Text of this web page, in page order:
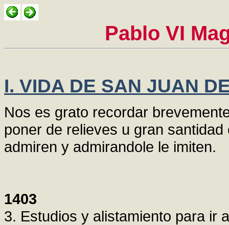
Pablo VI
I. VIDA DE SAN JUAN
Nos es grato recordar
poner de relieves u gran
admiren y admirandole le imiten.
1403
3. Estudios y alistamiento para ir